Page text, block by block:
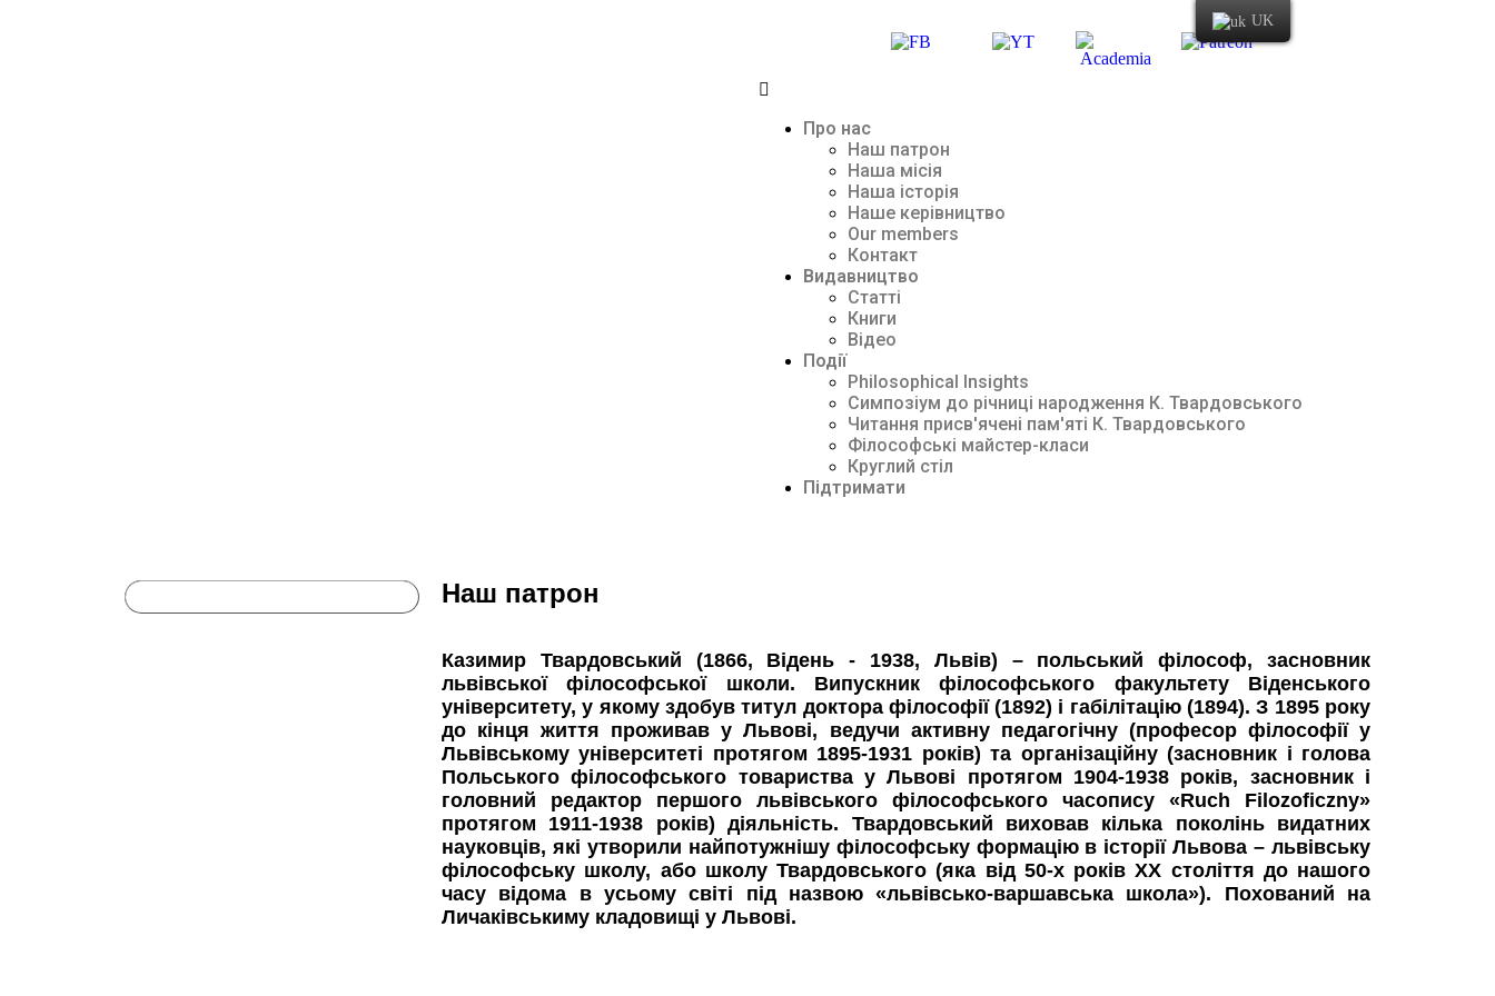
Про нас
Наш патрон
Наша місія
Наша історія
Наше керівництво
Our members
Контакт
Видавництво
Статті
Книги
Відео
Події
Philosophical Insights
Симпозіум до річниці народження К. Твардовського
Читання присв'ячені пам'яті К. Твардовського
Філософські майстер-класи
Круглий стіл
Підтримати
Наш патрон
Казимир Твардовський (1866, Відень - 1938, Львів) – польський філософ, засновник
львівської філософської школи. Випускник філософського факультету Віденського
університету, у якому здобув титул доктора філософії (1892) і габілітацію (1894). З 1895 року
до кінця життя проживав у Львові, ведучи активну педагогічну (професор філософії у
Львівському університеті протягом 1895-1931 років) та організаційну (засновник і голова
Польського філософського товариства у Львові протягом 1904-1938 років, засновник і
головний редактор першого львівського філософського часопису «Ruch Filozoficzny»
протягом 1911-1938 років) діяльність. Твардовський виховав кілька поколінь видатних
науковців, які утворили найпотужнішу філософську формацію в історії Львова – львівську
філософську школу, або школу Твардовського (яка від 50-х років ХХ століття до нашого
часу відома в усьому світі під назвою «львівсько-варшавська школа»). Похований на
Личаківськиму кладовищі у Львові.
UK